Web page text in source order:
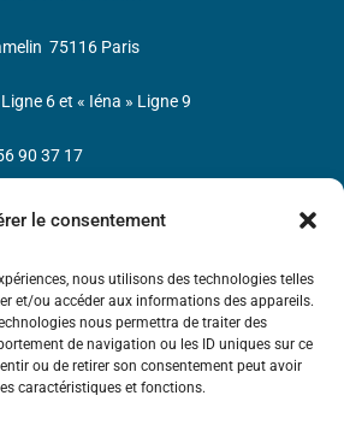
le consentement
nous utilisons des technologies telles
et/ou accéder aux informations des appareils.
nous permettra de traiter des
de navigation ou les ID uniques sur ce
ou de retirer son consentement peut avoir
caractéristiques et fonctions.
découvertes d’André-
75116 Paris
6 et « Iéna » Ligne 9
90 37 17
232, Code APE : 9412Z TVA intra-
785 393 232